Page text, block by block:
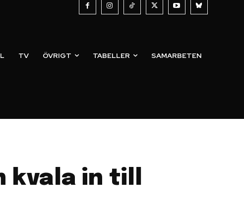
TV ÖVRIGT TABELLER SAMARBETEN
kvala in till